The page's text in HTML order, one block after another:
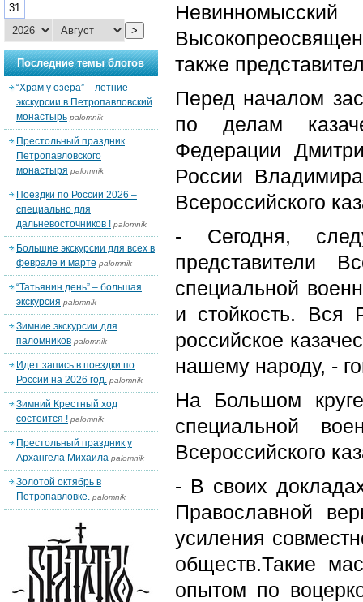
также
Перед началом
по делам
Федерации
России
Всероссийского
- Сегодня,
представители
специальной
и стойкость. Вся
российское
нашему народу, -
На Большом
специальной
Всероссийского
- В своих
Православной
усиления
обществ.Такие
опытом по
31
>
Последние темы блогов
“Храм у озера” – летние
экскурсии в Петропавловский
монастырь palomnik
Престольный праздник
Петропавловского
монастыря palomnik
Поездки по России 2026 –
специально для
дальневосточников ! palomnik
Большие экскурсии для всех в
феврале и марте palomnik
“Татьянин день” – большая
экскурсия palomnik
Зимние экскурсии для
паломников palomnik
Идет запись в поездки по
России на 2026 год. palomnik
Зимний Крестный ход
состоится ! palomnik
Престольный праздник у
Архангела Михаила palomnik
Золотой октябрь в
Петропавловке. palomnik